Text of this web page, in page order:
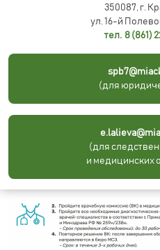
350087, г.
ул. 16-й
тел. 8 (861)
(для
(для
и медицинских